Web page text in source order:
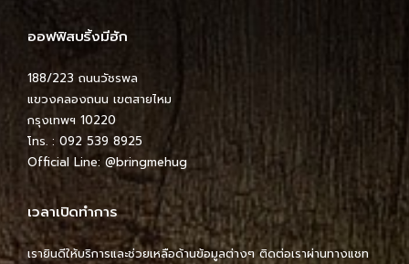
ออฟฟิสบริ้งมีฮัก
188/223 ถนนวัชรพล
แขวงคลองถนน เขตสายไหม
กรุงเทพฯ 10220
โทร. : 092 539 8925
Official Line: @bringmehug
เวลาเปิดทำการ
เรายินดีให้บริการและช่วยเหลือด้านข้อมูลต่างๆ ติดต่อเราผ่านทางแชท